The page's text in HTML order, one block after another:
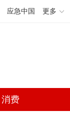
应急中国 更多
消费